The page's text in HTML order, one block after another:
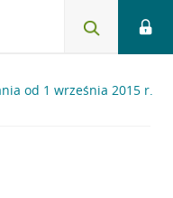
od 1 września 2015 r.